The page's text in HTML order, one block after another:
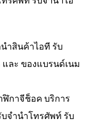
ำสินค้าไอที รับ
ละ ของแบรนด์เนม
กาจีช็อค บริการ
จำนำโทรศัพท์ รับ